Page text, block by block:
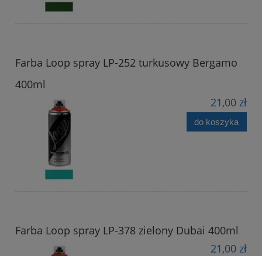
Farba Loop spray LP-252 turkusowy Bergamo
400ml
21,00 zł
do koszyka
Farba Loop spray LP-378 zielony Dubai 400ml
21,00 zł